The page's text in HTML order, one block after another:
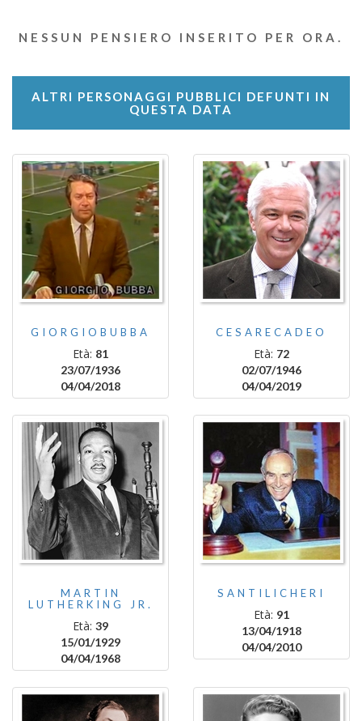
NESSUN PENSIERO INSERITO PER ORA.
ALTRI PERSONAGGI PUBBLICI DEFUNTI IN
QUESTA DATA
GIORGIOBUBBA
Età: 81
23/07/1936
04/04/2018
CESARECADEO
Età: 72
02/07/1946
04/04/2019
MARTIN
LUTHERKING JR.
Età: 39
15/01/1929
04/04/1968
SANTILICHERI
Età: 91
13/04/1918
04/04/2010